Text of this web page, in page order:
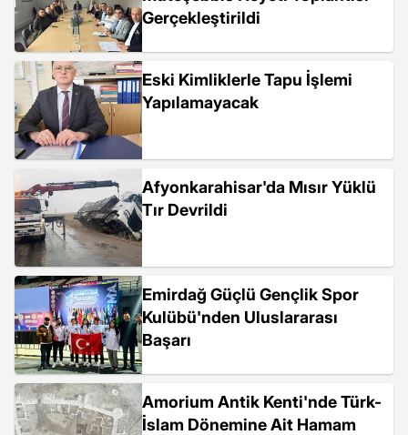
Gerçekleştirildi
Eski Kimliklerle Tapu İşlemi
Yapılamayacak
Afyonkarahisar'da Mısır Yüklü
Tır Devrildi
Emirdağ Güçlü Gençlik Spor
Kulübü'nden Uluslararası
Başarı
Amorium Antik Kenti'nde Türk-
İslam Dönemine Ait Hamam